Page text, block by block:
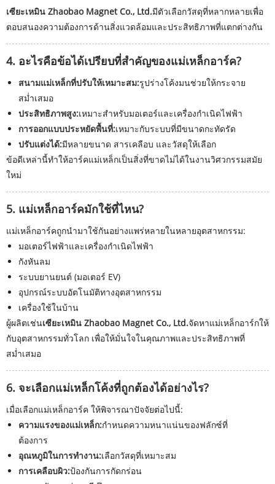
เซียะเหมิน Zhaobao Magnet Co., Ltd.มีตัวเลือกวัสดุที่หลากหลายเพื่อ
ตอบสนองความต้องการด้านสิ่งแวดล้อมและประสิทธิภาพที่แตกต่างกัน
4. อะไรคือข้อได้เปรียบที่สำคัญของแม่เหล็กอาร์ค?
สนามแม่เหล็กที่ปรับให้เหมาะสม:รูปร่างโค้งมนช่วยให้กระจาย
สม่ำเสมอ
ประสิทธิภาพสูง:เหมาะสำหรับมอเตอร์และเครื่องกำเนิดไฟฟ้า
การออกแบบประหยัดพื้นที่:เหมาะกับระบบที่มีขนาดกะทัดรัด
ปรับแต่งได้:มีหลายขนาด สารเคลือบ และวัสดุให้เลือก
ข้อดีเหล่านี้ทำให้อาร์คแม่เหล็กเป็นสิ่งที่ขาดไม่ได้ในงานวิศวกรรมสมัย
ใหม่
5. แม่เหล็กอาร์คมักใช้ที่ไหน?
แม่เหล็กอาร์คถูกนำมาใช้กันอย่างแพร่หลายในหลายอุตสาหกรรม:
มอเตอร์ไฟฟ้าและเครื่องกำเนิดไฟฟ้า
กังหันลม
ระบบยานยนต์ (มอเตอร์ EV)
อุปกรณ์ระบบอัตโนมัติทางอุตสาหกรรม
เครื่องใช้ในบ้าน
ผู้ผลิตเช่นเซียะเหมิน Zhaobao Magnet Co., Ltd.จัดหาแม่เหล็กอาร์กให้
กับอุตสาหกรรมทั่วโลก เพื่อให้มั่นใจในคุณภาพและประสิทธิภาพที่
สม่ำเสมอ
6. จะเลือกแม่เหล็กโค้งที่ถูกต้องได้อย่างไร?
เมื่อเลือกแม่เหล็กอาร์ค ให้พิจารณาปัจจัยต่อไปนี้:
ความแรงของแม่เหล็ก:กำหนดความหนาแน่นของฟลักซ์ที่
ต้องการ
อุณหภูมิในการทำงาน:เลือกวัสดุที่เหมาะสม
การเคลือบผิว:ป้องกันการกัดกร่อน